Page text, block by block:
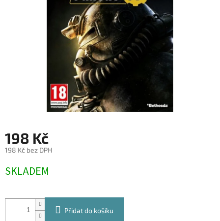
198 Kč
198 Kč bez DPH
cena:
SKLADEM
Přidat do košíku